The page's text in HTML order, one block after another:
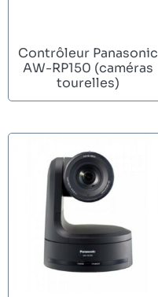
Contrôleur Panasonic
AW-RP150 (caméras
tourelles)